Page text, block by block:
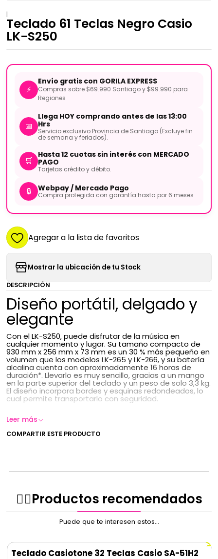
|
Teclado 61 Teclas Negro Casio
LK-S250
⚡
Envío gratis con GORILA EXPRESS
Compras sobre $69.990 Santiago y $99.990 para
Regiones
📅
Llega HOY comprando antes de las 13:00
Hrs
Servicio exclusivo Provincia de Santiago (Excluye fin
de semana y feriados).
🛒
Hasta 12 cuotas sin interés con MERCADO
PAGO
Tarjetas crédito y débito.
🔒 Webpay / Mercado Pago
Compra protegida con garantía hasta por 6 meses.
Agregar a la lista de favoritos
Mostrar la ubicación de tu Stock
DESCRIPCIÓN
Diseño portátil, delgado y
elegante
Con el LK-S250, puede disfrutar de la música en
cualquier momento y lugar. Su tamaño compacto de
930 mm x 256 mm x 73 mm es un 30 % más pequeño en
volumen que los modelos LK-265 y LK-266, y su batería
alcalina cuenta con aproximadamente 16 horas de
duración*. Llevarlo es muy sencillo, gracias a un mango
en la parte superior del teclado y un peso de solo 3,3 kg.
El diseño incorpora bordes y esquinas redondeados, lo
cual permite transportarlo con seguridad.
Una interfaz fácil de usar
para todos
selector. También cuenta con un botón de inicio que
en un teclado multifunción superior con una facilidad de
uso mejorada.
Sonido que nadie
esperaría de un teclado
Leer más
COMPARTIR ESTE PRODUCTO
✌🏻️Productos recomendados
Puede que te interesen estos...
-11%OFF
Teclado Casiotone 32 Teclas Casio SA-51H2